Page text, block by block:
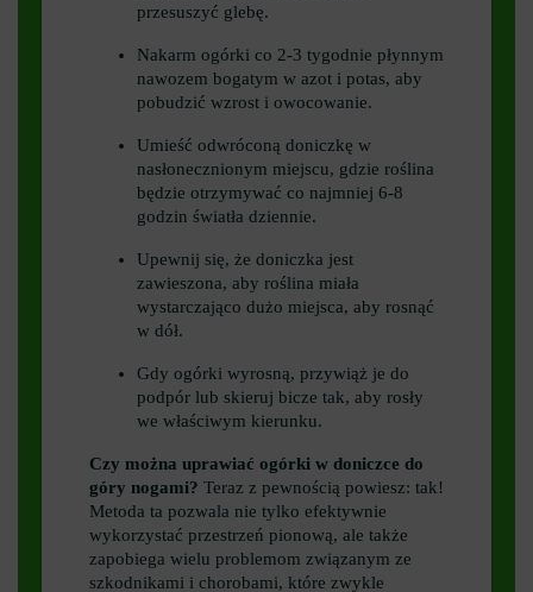
przesuszyć glebę.
Nakarm ogórki co 2-3 tygodnie płynnym
nawozem bogatym w azot i potas, aby
pobudzić wzrost i owocowanie.
Umieść odwróconą doniczkę w
nasłonecznionym miejscu, gdzie roślina
będzie otrzymywać co najmniej 6-8
godzin światła dziennie.
Upewnij się, że doniczka jest
zawieszona, aby roślina miała
wystarczająco dużo miejsca, aby rosnąć
w dół.
Gdy ogórki wyrosną, przywiąż je do
podpór lub skieruj bicze tak, aby rosły
we właściwym kierunku.
Czy można uprawiać ogórki w doniczce do
góry nogami? Teraz z pewnością powiesz: tak!
Metoda ta pozwala nie tylko efektywnie
wykorzystać przestrzeń pionową, ale także
zapobiega wielu problemom związanym ze
szkodnikami i chorobami, które zwykle